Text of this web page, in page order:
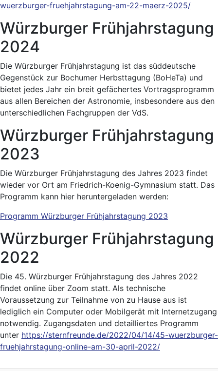
wuerzburger-fruehjahrstagung-am-22-maerz-2025/
Würzburger Frühjahrstagung
2024
Die Würzburger Frühjahrstagung ist das süddeutsche
Gegenstück zur Bochumer Herbsttagung (BoHeTa) und
bietet jedes Jahr ein breit gefächertes Vortragsprogramm
aus allen Bereichen der Astronomie, insbesondere aus den
unterschiedlichen Fachgruppen der VdS.
Würzburger Frühjahrstagung
2023
Die Würzburger Frühjahrstagung des Jahres 2023 findet
wieder vor Ort am Friedrich-Koenig-Gymnasium statt. Das
Programm kann hier heruntergeladen werden:
Programm Würzburger Frühjahrstagung 2023
Würzburger Frühjahrstagung
2022
Die 45. Würzburger Frühjahrstagung des Jahres 2022
findet online über Zoom statt. Als technische
Voraussetzung zur Teilnahme von zu Hause aus ist
lediglich ein Computer oder Mobilgerät mit Internetzugang
notwendig. Zugangsdaten und detailliertes Programm
unter https://sternfreunde.de/2022/04/14/45-wuerzburger-
fruehjahrstagung-online-am-30-april-2022/